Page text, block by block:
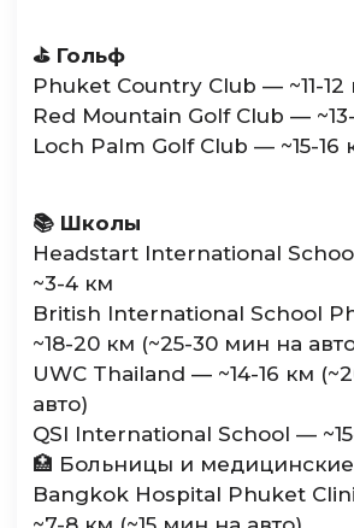
⛳️ Гольф
Phuket Country Club — ~11-12
Red Mountain Golf Club —
Loch Palm Golf Club — ~15-16
📚 Школы
Headstart International
~3-4 км
British International School
~18-20 км (~25-30 мин на
UWC Thailand — ~14-16 км
авто)
QSI International School —
🏥 Больницы и
Bangkok Hospital Phuket